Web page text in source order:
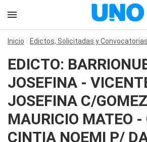
Inicio Edictos, Solicitadas y Convocatorias
EDICTO:
JOSEFINA -
JOSEFINA C/GOMEZ
MAURICIO MATEO -
CINTIA NOEMI P/